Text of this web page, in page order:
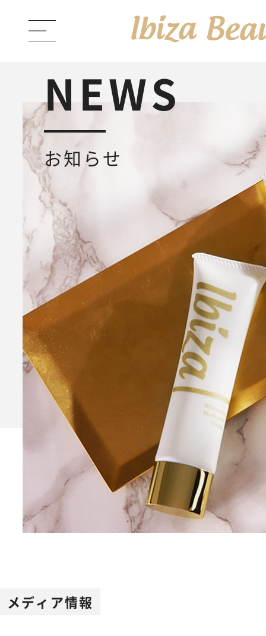
ABOUT Ibiza Beauty ブラ
CONTENTS コンテンツサイト
Body Care
PRODUCTS 商品一覧
Ibiza Cream薬用イビサク
Ibiza Serum Pro薬用イビ
Ibiza Soap 薬用イビサソープ
Ibiza Deodorant薬用イ
Ibiza Body Scrub薬用イ
Ibiza Hair Removal
薬用イビサヘアーリムーバルクリ
NEWS
お知らせ
メディア情報